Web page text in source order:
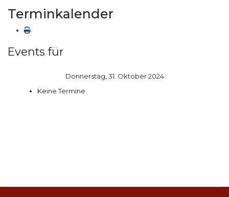
Terminkalender
Events für
Donnerstag, 31. Oktober 2024
Keine Termine